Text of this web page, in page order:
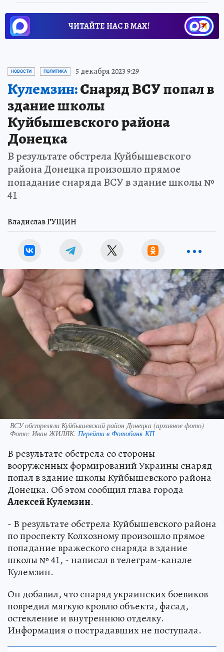
ЧИТАЙТЕ НАС В МАХ!
НОВОСТИ ПОЛИТИКА 5 декабря 2023 9:29
Кулемзин:Снаряд ВСУ попал в
здание школы
Куйбышевского района
Донецка
В результате обстрела Куйбышевского
района Донецка произошло прямое
попадание снаряда ВСУ в здание школы №
41
Владислав ГУЩИН
ВСУ обстреляли Куйбышевский район Донецка (архивное фото)
Фото: Иван ЖИЛЯК. Перейти в Фотобанк КП
В результате обстрела со стороны
вооруженных формирований Украины снаряд
попал в здание школы Куйбышевского района
Донецка. Об этом сообщил глава города
Алексей Кулемзин.
- В результате обстрела Куйбышевского района
по проспекту Колхозному произошло прямое
попадание вражеского снаряда в здание
школы № 41, - написал в телеграм-канале
Кулемзин.
Он добавил, что снаряд украинских боевиков
повредил мягкую кровлю объекта, фасад,
остекление и внутреннюю отделку.
Информация о пострадавших не поступала.